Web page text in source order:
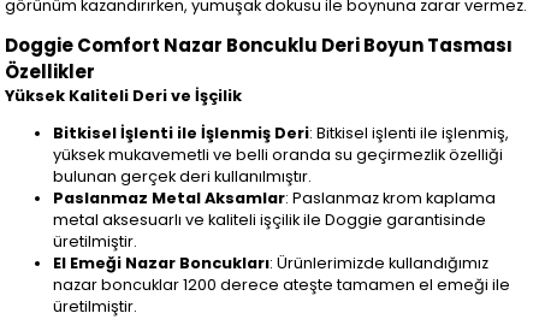
görünüm kazandırırken, yumuşak dokusu ile boynuna zarar vermez.
Doggie Comfort Nazar Boncuklu Deri Boyun Tasması
Özellikler
Yüksek Kaliteli Deri ve İşçilik
Bitkisel İşlenti ile İşlenmiş Deri: Bitkisel işlenti ile işlenmiş,
yüksek mukavemetli ve belli oranda su geçirmezlik özelliği
bulunan gerçek deri kullanılmıştır.
Paslanmaz Metal Aksamlar: Paslanmaz krom kaplama
metal aksesuarlı ve kaliteli işçilik ile Doggie garantisinde
üretilmiştir.
El Emeği Nazar Boncukları: Ürünlerimizde kullandığımız
nazar boncuklar 1200 derece ateşte tamamen el emeği ile
üretilmiştir.